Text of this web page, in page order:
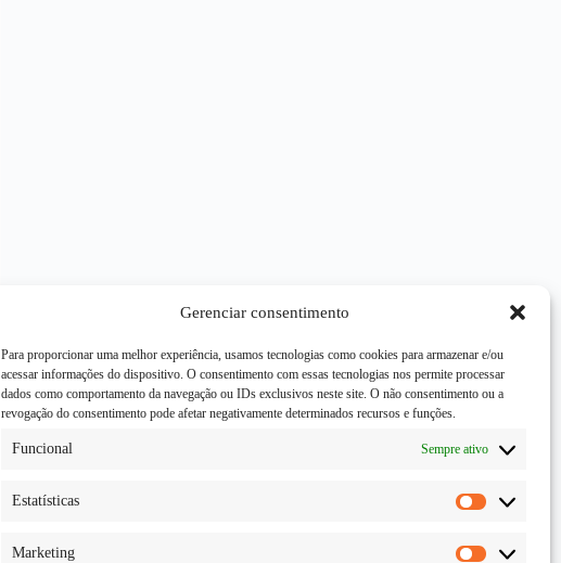
Gerenciar consentimento
Para proporcionar uma melhor experiência, usamos tecnologias como cookies para armazenar e/ou
acessar informações do dispositivo. O consentimento com essas tecnologias nos permite processar
dados como comportamento da navegação ou IDs exclusivos neste site. O não consentimento ou a
revogação do consentimento pode afetar negativamente determinados recursos e funções.
Funcional Sempre ativo
Estatísticas Estatísticas
Marketing